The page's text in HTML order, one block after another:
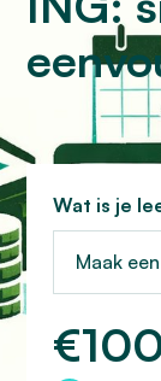
Wat is je
Maak
€
Hoeveel wilt